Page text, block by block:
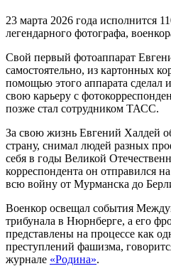
23 марта 2026 года исполнится
легендарного фотографа,
Свой первый фотоаппарат
самостоятельно, из картонных
помощью этого аппарата
свою карьеру с
позже стал сотрудником ТАСС.
За свою жизнь Евгений Халдей
страну, снимал людей разных
себя в годы Великой
корреспондента он отправился
всю войну от Мурманска до
Военкор освещал события
трибунала в Нюрнберге, а его
представлены на процессе как
преступлений фашизма,
журнале «Родина».